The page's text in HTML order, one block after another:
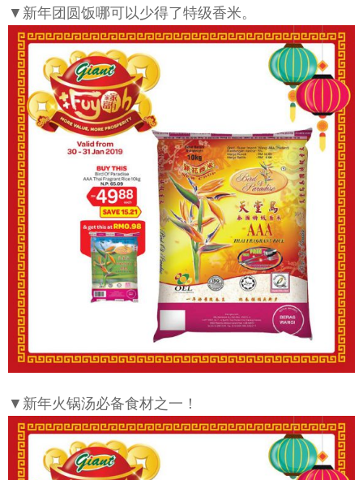
▼新年团圆饭哪可以少得了特级香米。
▼新年火锅汤必备食材之一！